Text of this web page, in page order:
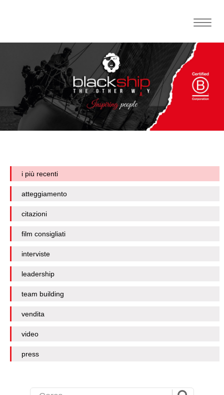
Toggle
i più recenti
atteggiamento
citazioni
film consigliati
interviste
leadership
team building
vendita
video
press